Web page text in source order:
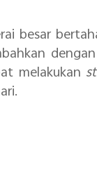
besar
melakukan